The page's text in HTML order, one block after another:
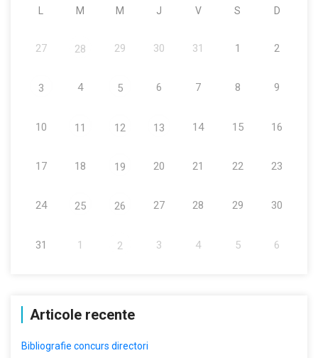
M M J V S D
27 28 29 30 31 1 2
3 4 5 6 7 8 9
10 11 12 13 14 15 16
17 18 19 20 21 22 23
24 25 26 27 28 29 30
31 1 2 3 4 5 6
Articole recente
Bibliografie concurs directori